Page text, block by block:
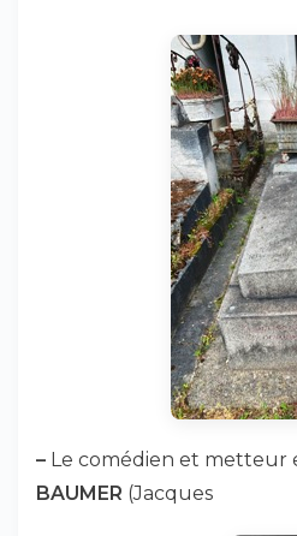
– Le comédien et metteur
BAUMER (Jacques